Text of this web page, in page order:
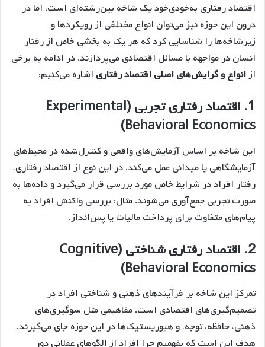
اقتصاد رفتاری به‌خودی‌خود یک شاخه بین‌رشته‌ای است، اما در
درون این حوزه نیز می‌توان انواع مختلفی از رویکردها و
زیرشاخه‌ها را شناسایی کرد که هر یک به بخشی خاص از رفتار
انسان در مواجهه با مسائل اقتصادی می‌پردازند. در ادامه به برخی
ازانواع و گرایش‌های اصلی اقتصاد رفتاری اشاره می‌کنیم:
1.
اقتصاد رفتاری تجربی (Experimental
Behavioral Economics)
این شاخه بر اساس آزمایش‌های واقعی و کنترل‌شده در محیط‌های
آزمایشگاهی یا میدانی عمل می‌کند. در این نوع از اقتصاد رفتاری،
رفتار افراد در شرایط خاص مورد بررسی قرار می‌گیرد و داده‌ها به
صورت تجربی جمع‌آوری می‌شوند. مثال: بررسی واکنش افراد به
پیام‌های متفاوت برای پرداخت مالیات یا پس‌انداز.
2.
اقتصاد رفتاری شناختی (Cognitive
Behavioral Economics)
تمرکز این شاخه بر فرآیندهای ذهنی و شناختی افراد در
تصمیم‌گیری‌های اقتصادی است. مفاهیمی مثل سوگیری‌های
ذهنی، حافظه، توجه، و هیوریستیک‌ها در این حوزه جای می‌گیرند.
هدف این است که بفهمیم چرا افراد از الگوهای عقلانی دور